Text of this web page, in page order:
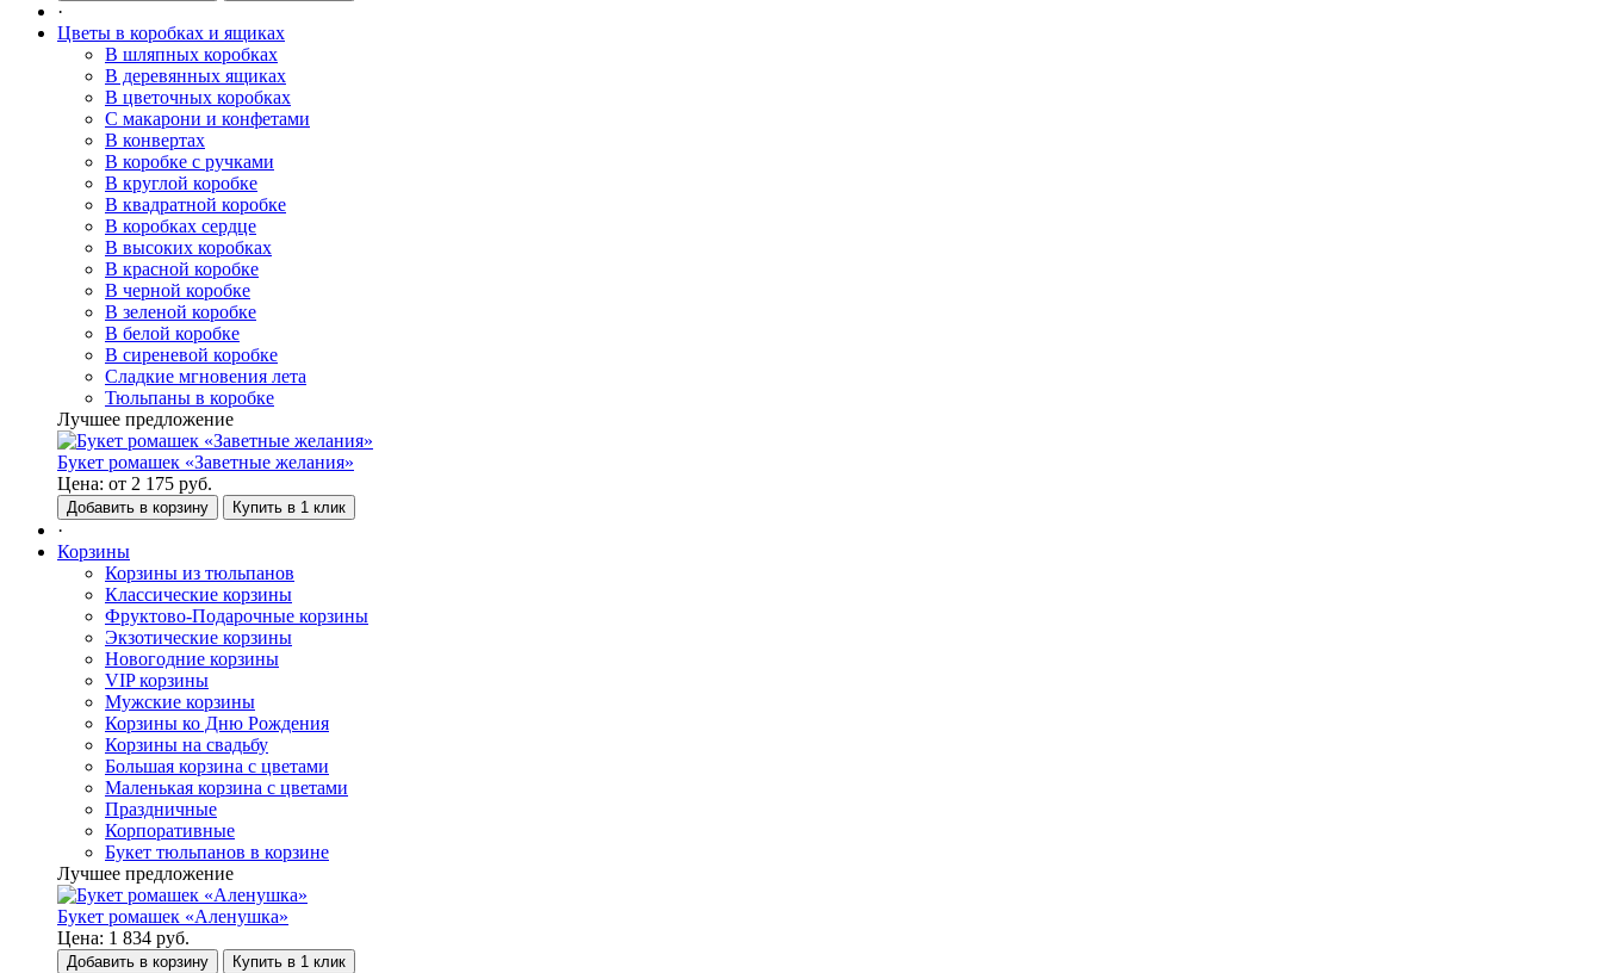
·
Цветы в коробках и ящиках
В шляпных коробках
В деревянных ящиках
В цветочных коробках
С макарони и конфетами
В конвертах
В коробке с ручками
В круглой коробке
В квадратной коробке
В коробках сердце
В высоких коробках
В красной коробке
В черной коробке
В зеленой коробке
В белой коробке
В сиреневой коробке
Сладкие мгновения лета
Тюльпаны в коробке
Лучшее предложение
Букет ромашек «Заветные желания»
Цена: от 2 175 руб.
Добавить в корзину Купить в 1 клик
·
Корзины
Корзины из тюльпанов
Классические корзины
Фруктово-Подарочные корзины
Экзотические корзины
Новогодние корзины
VIP корзины
Мужские корзины
Корзины ко Дню Рождения
Корзины на свадьбу
Большая корзина с цветами
Маленькая корзина с цветами
Праздничные
Корпоративные
Букет тюльпанов в корзине
Лучшее предложение
Букет ромашек «Аленушка»
Цена: 1 834 руб.
Добавить в корзину Купить в 1 клик